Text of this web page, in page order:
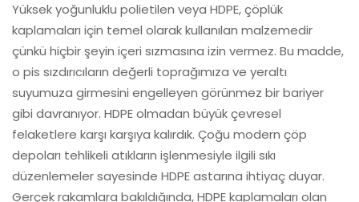
Yüksek yoğunluklu polietilen veya HDPE, çöplük
kaplamaları için temel olarak kullanılan malzemedir
çünkü hiçbir şeyin içeri sızmasına izin vermez. Bu madde,
o pis sızdırıcıların değerli toprağımıza ve yeraltı
suyumuza girmesini engelleyen görünmez bir bariyer
gibi davranıyor. HDPE olmadan büyük çevresel
felaketlere karşı karşıya kalırdık. Çoğu modern çöp
depoları tehlikeli atıkların işlenmesiyle ilgili sıkı
düzenlemeler sayesinde HDPE astarına ihtiyaç duyar.
Gerçek rakamlara bakıldığında, HDPE kaplamaları olan